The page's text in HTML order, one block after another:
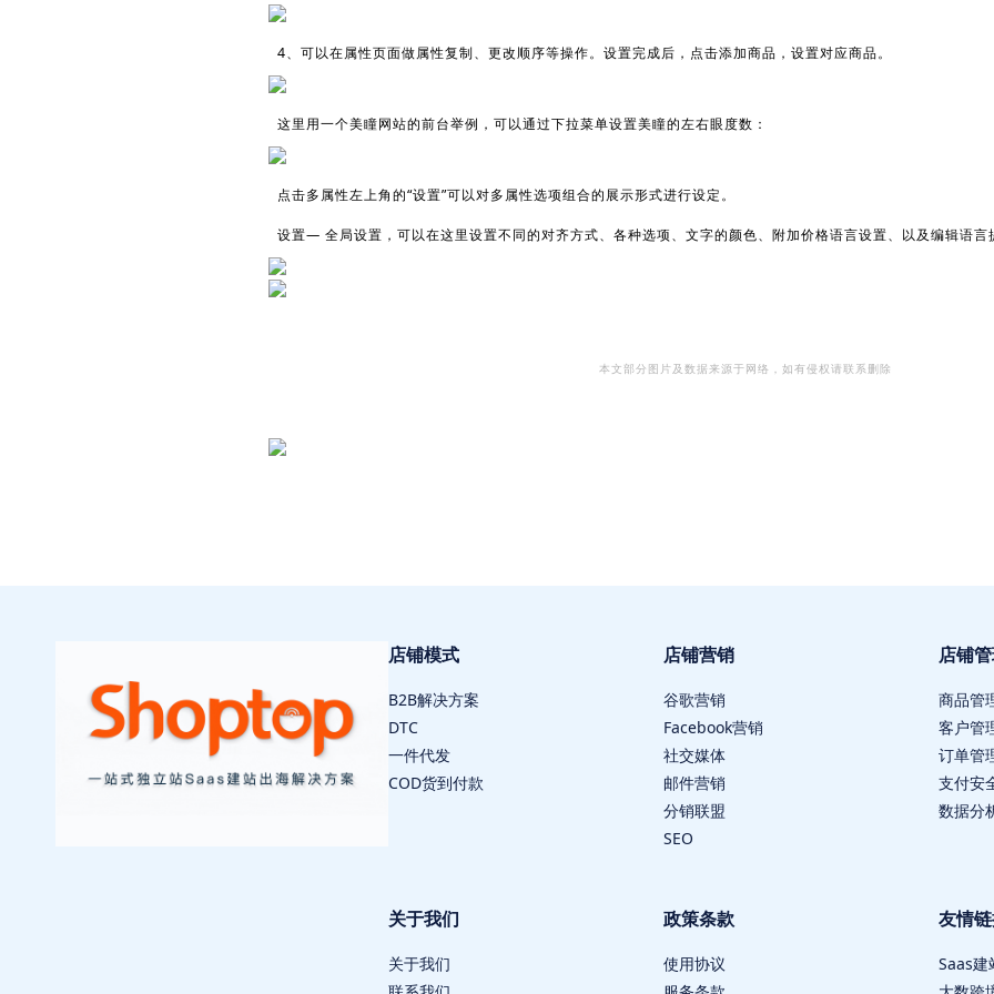
4、可以在属性页面做属性复制、更改顺序等操作。设置完成后，点击添加商品，设置对应商品。
这里用一个美瞳网站的前台举例，可以通过下拉菜单设置美瞳的左右眼度数：
点击多属性左上角的“设置”可以对多属性选项组合的展示形式进行设定。
设置— 全局设置，可以在这里设置不同的对齐方式、各种选项、文字的颜色、附加价格语言设置、以及编辑语言
本文部分图片及数据来源于网络，如有侵权请联系删除
店铺模式
B2B解决方案
DTC
一件代发
COD货到付款
店铺营销
谷歌营销
Facebook营销
社交媒体
邮件营销
分销联盟
SEO
店铺
商品管
客户管
订单管
支付安
数据分
关于我们
关于我们
政策条款
使用协议
友情
Saas建